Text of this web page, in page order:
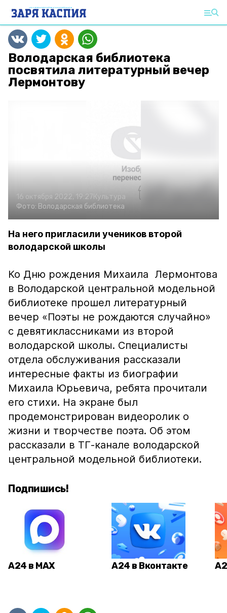
Володарская библиотека
посвятила литературный вечер
Лермонтову
16 октября 2022, 19:27Культура
Фото: Володарская библиотека
На него пригласили учеников второй
володарской школы
Ко Дню рождения Михаила Лермонтова
в Володарской центральной модельной
библиотеке прошел литературный
вечер «Поэты не рождаются случайно»
с девятиклассниками из второй
володарской школы. Специалисты
отдела обслуживания рассказали
интересные факты из биографии
Михаила Юрьевича, ребята прочитали
его стихи. На экране был
продемонстрирован видеоролик о
жизни и творчестве поэта. Об этом
рассказали в ТГ-канале володарской
центральной модельной библиотеки.
Подпишись!
А24 в MAX А24 в Вконтакте